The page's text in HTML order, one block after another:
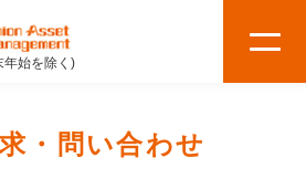
年始を除く)
・問い合わせ